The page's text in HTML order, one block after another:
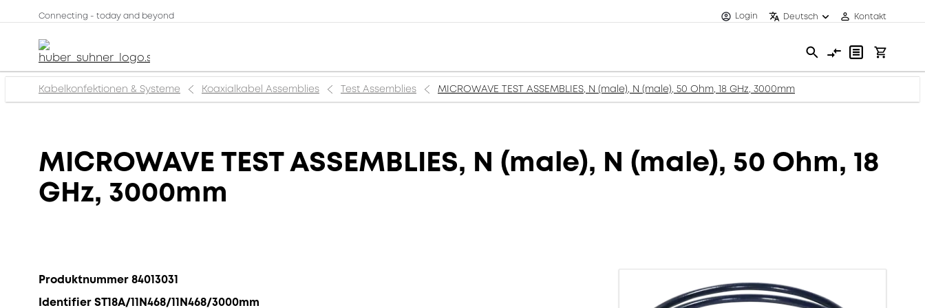
Connecting - today and beyond Login Deutsch Kontakt
Kabelkonfektionen & Systeme Koaxialkabel Assemblies Test Assemblies MICROWAVE TEST ASSEMBLIES, N (male), N (male), 50 Ohm, 18 GHz, 3000mm
MICROWAVE TEST ASSEMBLIES, N (male), N (male), 50 Ohm, 18
GHz, 3000mm
Produktnummer 84013031
Identifier ST18A/11N468/11N468/3000mm